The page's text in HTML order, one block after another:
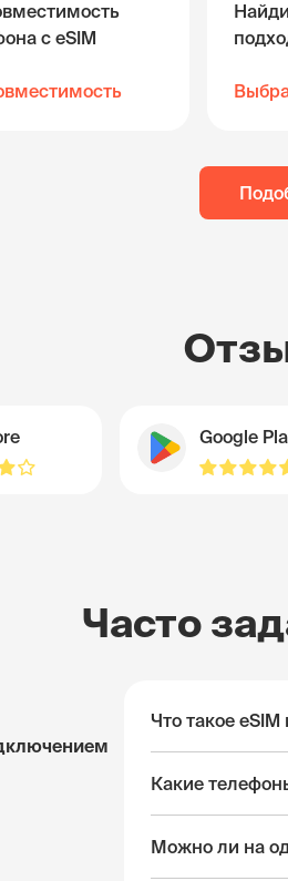
с eSIM
Google
Часто
Что такое
Какие
Можно ли на